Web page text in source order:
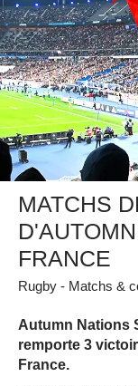
MATCHS
FRANCE
Rugby - Matchs &
Autumn Nations
remporte 3
France.